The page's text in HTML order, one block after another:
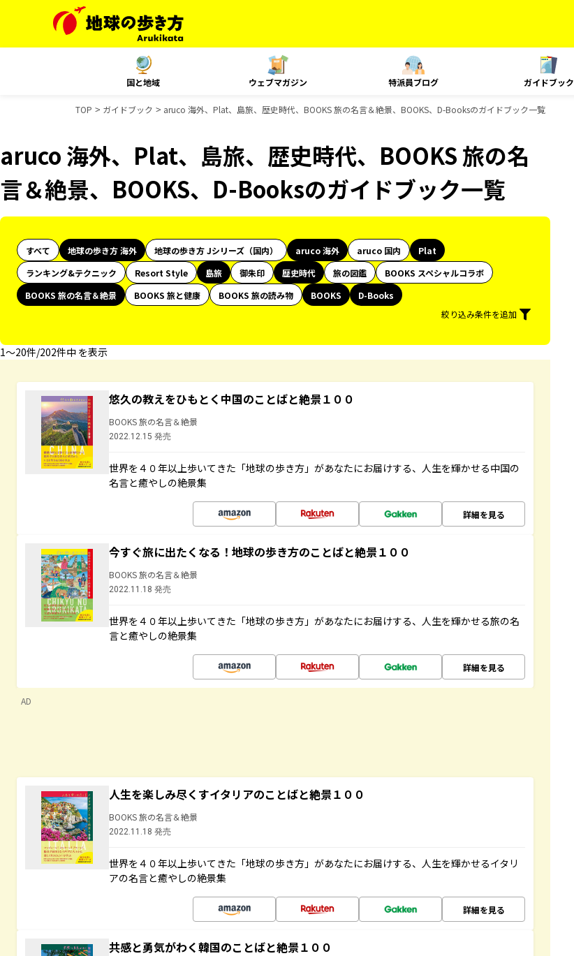
国と地域 ウェブマガジン 特派員ブログ ガイドブック
TOP ガイドブック aruco 海外、Plat、島旅、歴史時代、BOOKS 旅の名言＆絶景、BOOKS、D-Booksのガイドブック一覧
aruco 海外、Plat、島旅、歴史時代、BOOKS 旅の名
言＆絶景、BOOKS、D-Booksのガイドブック一覧
すべて 地球の歩き方 海外 地球の歩き方 Jシリーズ（国内） aruco 海外 aruco 国内
Plat
ランキング&テクニック
Resort Style 島旅 御朱印 歴史時代 旅の図鑑
BOOKS スペシャルコラボ
BOOKS 旅の名言＆絶景
BOOKS 旅と健康 BOOKS 旅の読み物 BOOKS
D-Books
絞り込み条件を追加
1〜20件/202件中 を表示
悠久の教えをひもとく中国のことばと絶景１００
BOOKS 旅の名言＆絶景
2022.12.15 発売
世界を４０年以上歩いてきた「地球の歩き方」があなたにお届けする、人生を輝かせる中国の
名言と癒やしの絶景集
詳細を見る
今すぐ旅に出たくなる！地球の歩き方のことばと絶景１００
BOOKS 旅の名言＆絶景
2022.11.18 発売
世界を４０年以上歩いてきた「地球の歩き方」があなたにお届けする、人生を輝かせる旅の名
言と癒やしの絶景集
詳細を見る
AD
人生を楽しみ尽くすイタリアのことばと絶景１００
BOOKS 旅の名言＆絶景
2022.11.18 発売
世界を４０年以上歩いてきた「地球の歩き方」があなたにお届けする、人生を輝かせるイタリ
アの名言と癒やしの絶景集
詳細を見る
共感と勇気がわく韓国のことばと絶景１００